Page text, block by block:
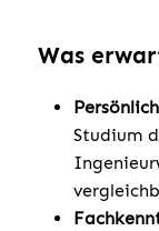
Was
Studium